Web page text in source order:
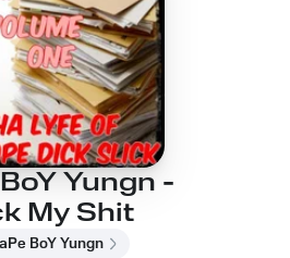
Yungn -
My Shit
BoY Yungn